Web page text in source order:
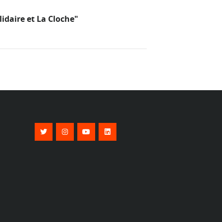
et La Cloche"